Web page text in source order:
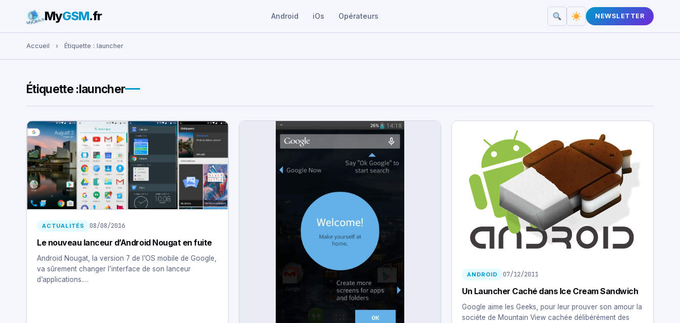
Rechercher :
MyGSM.fr Android iOs Opérateurs NEWSLETTER
Accueil › Étiquette : launcher
Étiquette :launcher
ACTUALITÉS 08/08/2016
Le nouveau lanceur d’Android Nougat en fuite
Android Nougat, la version 7 de l’OS mobile de Google,
va sûrement changer l’interface de son lanceur
d’applications.…
ANDROID 07/12/2011
Un Launcher Caché dans Ice Cream Sandwich
Google aime les Geeks, pour leur prouver son amour la
sociéte de Mountain View cachée délibérément des